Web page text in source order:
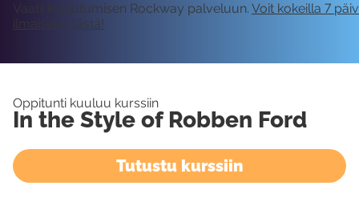
Vaatii kirjautumisen Rockway palveluun. Voit kokeilla 7
ilmaiseksi tästä!
Oppitunti kuuluu kurssiin
In the Style of Robben Ford
Tutustu kurssiin